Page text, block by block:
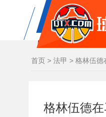
首页 > 法甲 > 格林伍德
格林伍德